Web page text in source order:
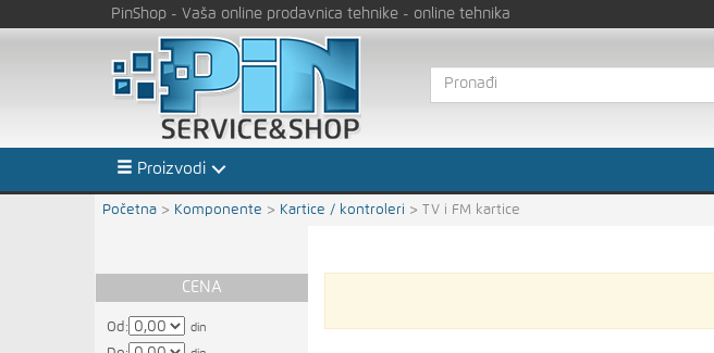
PinShop - Vaša online prodavnica tehnike - online tehnika
Proizvodi
Početna > Komponente > Kartice / kontroleri >TV i FM kartice
CENA
Od: din